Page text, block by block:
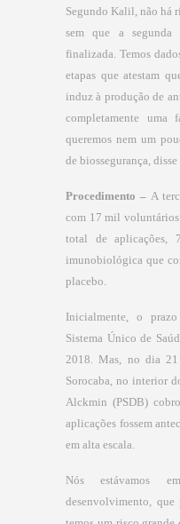
Segundo Kalil, não há
sem que a segunda
finalizada. Temos
etapas que atestam
induz à produção de
completamente uma
queremos nem um
de biossegurança,
Procedimento – A
com 17 mil voluntários
total de aplicações,
imunobiológica que
placebo.
Inicialmente, o
Sistema Único de
2018. Mas, no dia
Sorocaba, no interior
Alckmin (PSDB)
aplicações fossem
em alta escala.
Nós
desenvolvimento,